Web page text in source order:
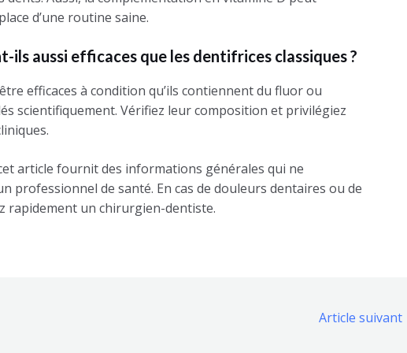
d’une routine saine.
ils aussi efficaces que les dentifrices classiques ?
efficaces à condition qu’ils contiennent du fluor ou
scientifiquement. Vérifiez leur composition et privilégiez
article fournit des informations générales qui ne
professionnel de santé. En cas de douleurs dentaires ou de
rapidement un chirurgien-dentiste.
Article suivant